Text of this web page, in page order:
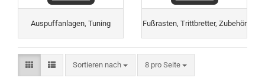
Auspuffanlagen, Tuning Fußrasten, Trittbretter, Zubehör
Sortieren nach 8 pro Seite